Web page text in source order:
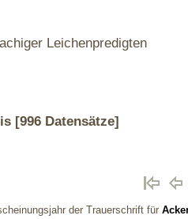
Leichenpredigten
[996 Datensätze]
der Trauerschrift für